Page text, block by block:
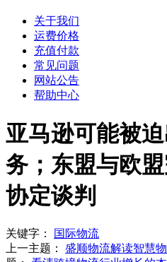
关于我们
运费价格
充值付款
常见问题
网站公告
帮助中心
亚马逊可能被
务；东盟与欧
协定谈判
关键字：
国际物流
上一主题： 盛顺物流解读智慧